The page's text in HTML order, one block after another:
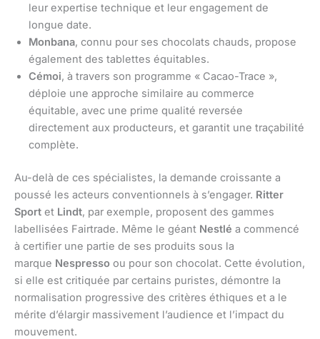
leur expertise technique et leur engagement de
longue date.
Monbana, connu pour ses chocolats chauds, propose
également des tablettes équitables.
Cémoi, à travers son programme « Cacao-Trace »,
déploie une approche similaire au commerce
équitable, avec une prime qualité reversée
directement aux producteurs, et garantit une traçabilité
complète.
Au-delà de ces spécialistes, la demande croissante a
poussé les acteurs conventionnels à s’engager. Ritter
Sport et Lindt, par exemple, proposent des gammes
labellisées Fairtrade. Même le géant Nestlé a commencé
à certifier une partie de ses produits sous la
marque Nespresso ou pour son chocolat. Cette évolution,
si elle est critiquée par certains puristes, démontre la
normalisation progressive des critères éthiques et a le
mérite d’élargir massivement l’audience et l’impact du
mouvement.